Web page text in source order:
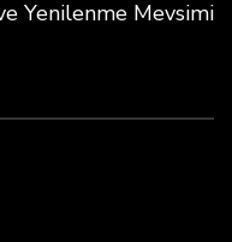
Yenilenme Mevsimi